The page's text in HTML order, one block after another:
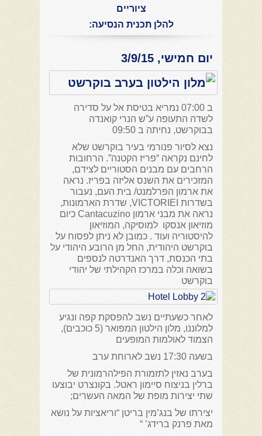
ציוריים
להלן תכנית הנסיעה:
יום חמישי, 3/9/15
ב 07:00 נמריא בטיסת אל על סדירה
לשדה התעופה ע”ש הנרי קואנדה
בבוקרשט, נחיתה ב 09:50
נצא לסיור פנורמי בעיר בוקרשט שלא
לחינם נקראה “פריז הקטנה”. הרחובות
הרחבים עם מבנים הסטוריים לצידם,
המזכירים את השנס אליזה בפריז. נראה
את ארמון הפרלמנט/ בית העם, נעבור
בשדרות VICTORIEI, שדרת הארמונות,
נראה את מבני ארמון Cantacuzino כיום
מוזיאון אנסקו למוסיקה, המוזיאון
להיסטוריה ועוד . כמובן לא ניתן לפסוח על
בוקרשט היהודית, החל מן הרובע היהודי על
בתי הכנסת, דרך האנדרטה לנספים
בשואה וכלה במרכז הקהילתי של יהודי
בוקרשט
לאחר כשעתיים נשב להפסקת קפה ונגיע
למלוננו, מלון הילטון המפואר (5 כוכבים),
הצמוד לאולמות המופעים
בשעה 17:30 נשב לארוחת ערב
בערב נאזין לתזמורת הפילהרמונית של
ברלין בניצוח סיימון ראטל. בקונצרט יבוצעו
שתי יצירות מופת של המאה העשרים;
יצירתו של בנג’מין בריטן “וריאציות על נושא
מאת פרנק ברידג’ “